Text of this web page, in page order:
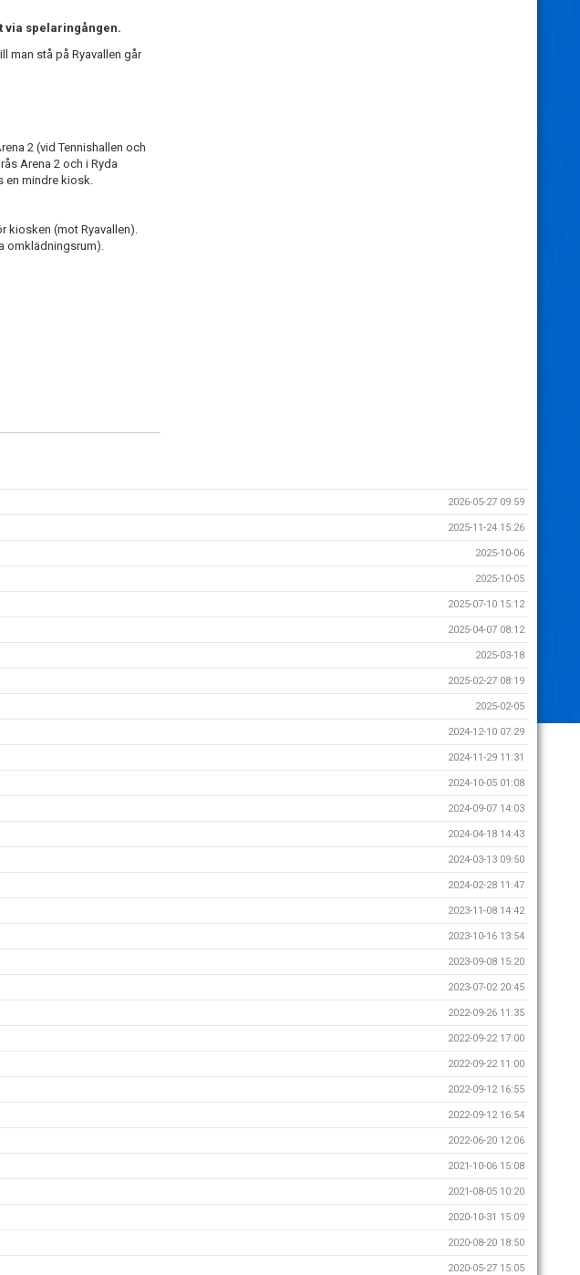
via spelaringången.
man stå på Ryavallen går
2 (vid Tennishallen och
Arena 2 och i Ryda
en mindre kiosk.
kiosken (mot Ryavallen).
omklädningsrum).
2026-05-27 09:59
2025-11-24 15:26
2025-10-06
2025-10-05
2025-07-10 15:12
2025-04-07 08:12
2025-03-18
2025-02-27 08:19
2025-02-05
2024-12-10 07:29
2024-11-29 11:31
2024-10-05 01:08
2024-09-07 14:03
2024-04-18 14:43
2024-03-13 09:50
2024-02-28 11:47
2023-11-08 14:42
2023-10-16 13:54
2023-09-08 15:20
2023-07-02 20:45
2022-09-26 11:35
2022-09-22 17:00
2022-09-22 11:00
2022-09-12 16:55
2022-09-12 16:54
2022-06-20 12:06
2021-10-06 15:08
2021-08-05 10:20
2020-10-31 15:09
2020-08-20 18:50
2020-05-27 15:05